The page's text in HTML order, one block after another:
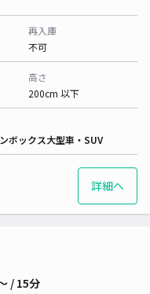
再入庫
不可
高さ
200cm 以下
ボックス大型車・SUV
詳細へ
/ 15分